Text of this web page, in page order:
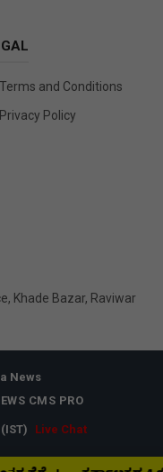
Terms and Conditions
Privacy Policy
Khade Bazar, Raviwar
News
CMS PRO
Live Chat